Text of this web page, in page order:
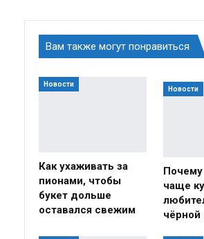
Вам также могут понравиться
Новости
Как ухаживать за
пионами, чтобы
букет дольше
оставался свежим
Новости
чаще